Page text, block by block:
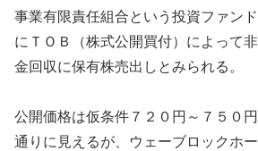
事業有限責任組合という投資ファン
にＴＯＢ（株式公開買付）によって
金回収に保有株売出しとみられる。
公開価格は仮条件７２０円～７５０
通りに見えるが、ウェーブロックホ